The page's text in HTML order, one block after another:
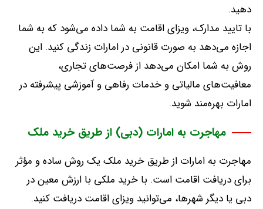
دهید.
با تایید مدارک، ویزای اقامت به شما داده می‌شود که به شما
اجازه می‌دهد به صورت قانونی در امارات زندگی کنید. این
روش به شما امکان می‌دهد از فرصت‌های تجاری،
معافیت‌های مالیاتی و خدمات رفاهی و آموزشی پیشرفته در
امارات بهره‌مند شوید.
مهاجرت به امارات (دبی) از طریق خرید ملک
مهاجرت به امارات از طریق خرید ملک یک روش ساده و مؤثر
برای دریافت اقامت است. با خرید ملکی با ارزش معین در
دبی یا دیگر شهرها، می‌توانید ویزای اقامت دریافت کنید.